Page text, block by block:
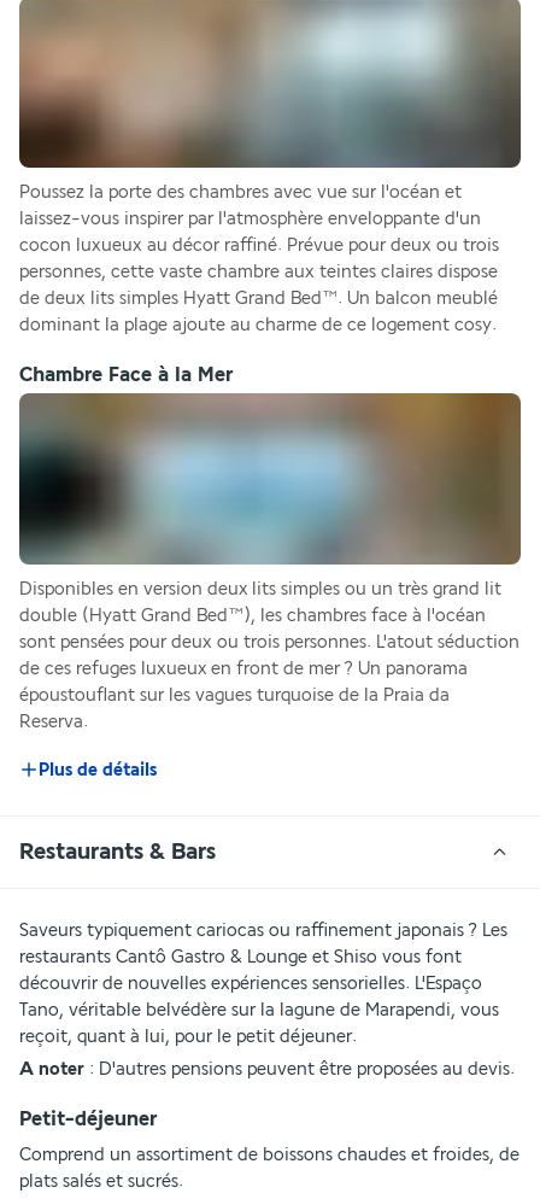
Poussez la porte des chambres avec vue sur l'océan et
laissez-vous inspirer par l'atmosphère enveloppante d'un
cocon luxueux au décor raffiné. Prévue pour deux ou trois
personnes, cette vaste chambre aux teintes claires dispose
de deux lits simples Hyatt Grand Bed™. Un balcon meublé
dominant la plage ajoute au charme de ce logement cosy.
Chambre Face à la Mer
Disponibles en version deux lits simples ou un très grand lit
double (Hyatt Grand Bed™), les chambres face à l'océan
sont pensées pour deux ou trois personnes. L'atout séduction
de ces refuges luxueux en front de mer ? Un panorama
époustouflant sur les vagues turquoise de la Praia da
Reserva.
Plus de détails
Restaurants & Bars
Saveurs typiquement cariocas ou raffinement japonais ? Les
restaurants Cantô Gastro & Lounge et Shiso vous font
découvrir de nouvelles expériences sensorielles. L'Espaço
Tano, véritable belvédère sur la lagune de Marapendi, vous
reçoit, quant à lui, pour le petit déjeuner.
A noter : D'autres pensions peuvent être proposées au devis.
Petit-déjeuner
Comprend un assortiment de boissons chaudes et froides, de
plats salés et sucrés.